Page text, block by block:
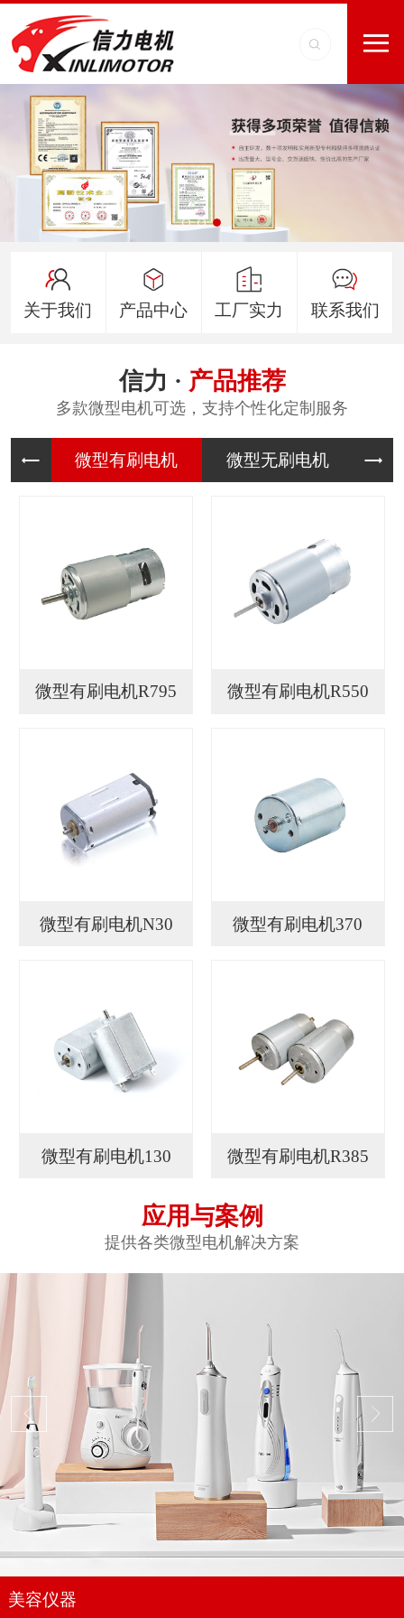
关于我们 产品中心 工厂实力 联系我们
信力 · 产品推荐
多款微型电机可选，支持个性化定制服务
微型有刷 微型无刷 微
微型有刷电机R795 微型有刷电机R550
微型有刷电机N30 微型有刷电机370
微型有刷电机130 微型有刷电机R385
应用与案例
提供各类微型电机解决方案
美容仪器